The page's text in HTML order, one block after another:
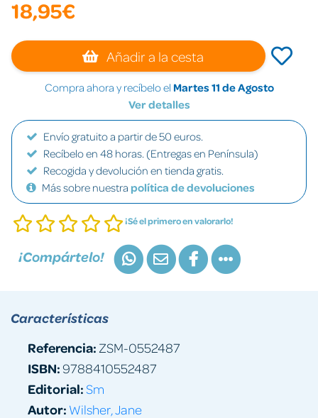
18,95€
Añadir a la cesta
Compra ahora y recíbelo el Martes 11 de Agosto
Ver detalles
Envío gratuito a partir de 50 euros.
Recíbelo en 48 horas. (Entregas en Península)
Recogida y devolución en tienda gratis.
Más sobre nuestra política de devoluciones
¡Sé el primero en valorarlo!
¡Compártelo!
Características
Referencia: ZSM-0552487
ISBN:9788410552487
Editorial:Sm
Autor: Wilsher, Jane